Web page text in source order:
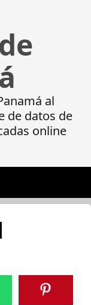
al
de datos de
online